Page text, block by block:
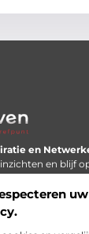
uw
en
en blijf
speelt in de